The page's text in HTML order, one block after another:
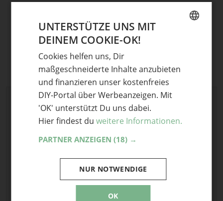
Schreibe einen Kommentar
Deine E-Mail-Adresse wird nicht veröffentlicht.
UNTERSTÜTZE UNS MIT
DEINEM COOKIE-OK!
Cookies helfen uns, Dir
maßgeschneiderte Inhalte anzubieten
und finanzieren unser kostenfreies
DIY-Portal über Werbeanzeigen. Mit
'OK' unterstützt Du uns dabei.
Hier findest du weitere Informationen.
PARTNER ANZEIGEN (18) →
OK
NUR NOTWENDIGE